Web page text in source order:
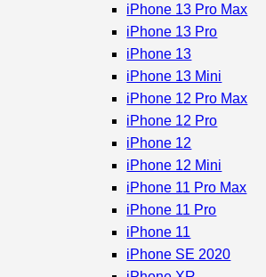
iPhone 13 Pro Max
iPhone 13 Pro
iPhone 13
iPhone 13 Mini
iPhone 12 Pro Max
iPhone 12 Pro
iPhone 12
iPhone 12 Mini
iPhone 11 Pro Max
iPhone 11 Pro
iPhone 11
iPhone SE 2020